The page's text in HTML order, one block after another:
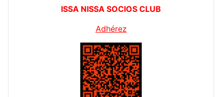
ISSA NISSA SOCIOS CLUB
Adhérez